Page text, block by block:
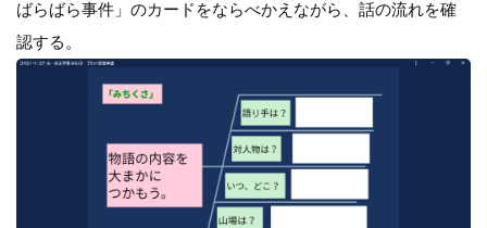
ばらばら事件」のカードをならべかえながら、話の流れを確
認する。